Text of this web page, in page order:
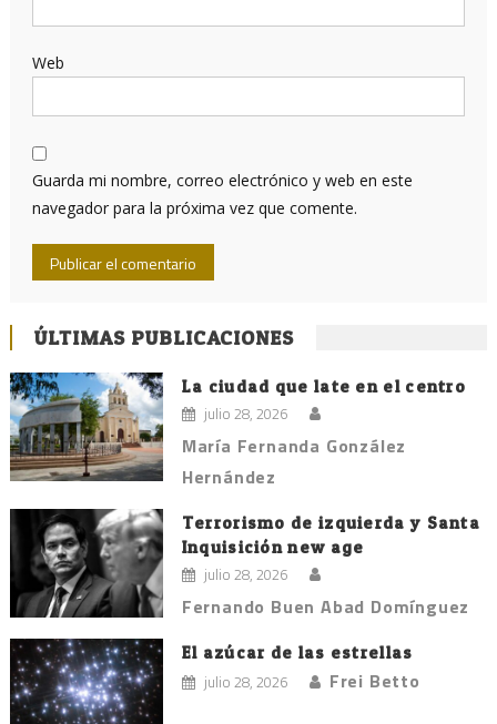
Web
Guarda mi nombre, correo electrónico y web en este
navegador para la próxima vez que comente.
ÚLTIMAS PUBLICACIONES
La ciudad que late en el centro
julio 28, 2026
María Fernanda González
Hernández
Terrorismo de izquierda y Santa
Inquisición new age
julio 28, 2026
Fernando Buen Abad Domínguez
El azúcar de las estrellas
julio 28, 2026 Frei Betto